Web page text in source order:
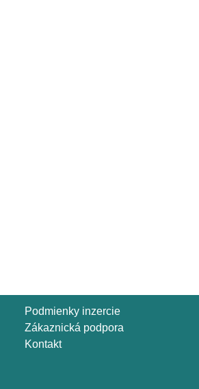
Podmienky inzercie
Zákaznická podpora
Kontakt